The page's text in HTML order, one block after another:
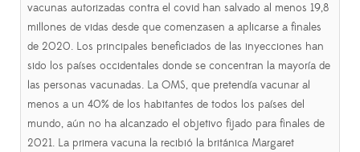
vacunas autorizadas contra el covid han salvado al menos 19,8
millones de vidas desde que comenzasen a aplicarse a finales
de 2020. Los principales beneficiados de las inyecciones han
sido los países occidentales donde se concentran la mayoría de
las personas vacunadas. La OMS, que pretendía vacunar al
menos a un 40% de los habitantes de todos los países del
mundo, aún no ha alcanzado el objetivo fijado para finales de
2021. La primera vacuna la recibió la británica Margaret